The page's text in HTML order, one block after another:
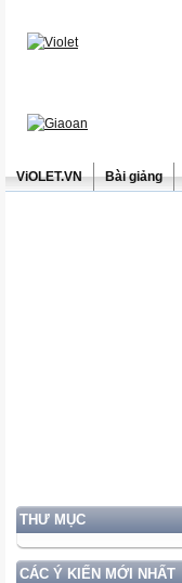
ViOLET.VN Bài giảng
THƯ MỤC
CÁC Ý KIẾN MỚI NHẤT